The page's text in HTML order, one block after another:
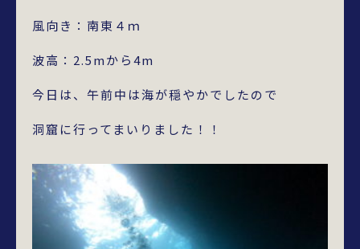
風向き：南東４ｍ
波高：2.5mから4m
今日は、午前中は海が穏やかでしたので
洞窟に行ってまいりました！！